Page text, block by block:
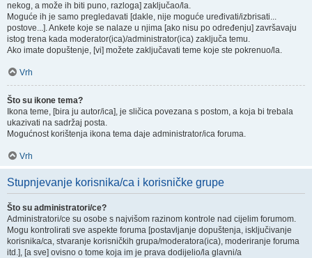
nekog, a može ih biti puno, razloga] zaključao/la.
Moguće ih je samo pregledavati [dakle, nije moguće uređivati/izbrisati...
postove...]. Ankete koje se nalaze u njima [ako nisu po određenju] završavaju
istog trena kada moderator(ica)/administrator(ica) zaključa temu.
Ako imate dopuštenje, [vi] možete zaključavati teme koje ste pokrenuo/la.
Vrh
Što su ikone tema?
Ikona teme, [bira ju autor/ica], je sličica povezana s postom, a koja bi trebala
ukazivati na sadržaj posta.
Mogućnost korištenja ikona tema daje administrator/ica foruma.
Vrh
Stupnjevanje korisnika/ca i korisničke grupe
Što su administratori/ce?
Administratori/ce su osobe s najvišom razinom kontrole nad cijelim forumom.
Mogu kontrolirati sve aspekte foruma [postavljanje dopuštenja, isključivanje
korisnika/ca, stvaranje korisničkih grupa/moderatora(ica), moderiranje foruma
itd.], [a sve] ovisno o tome koja im je prava dodijelio/la glavni/a